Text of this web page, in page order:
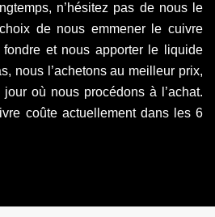
n’hésitez pas de nous le
de nous emmener le cuivre
et nous apporter le liquide
nous l’achetons au meilleur prix,
où nous procédons à l’achat.
coûte actuellement dans les 6